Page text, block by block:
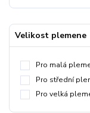
Velikost plemene
Pro malá
Pro střední
Pro velká